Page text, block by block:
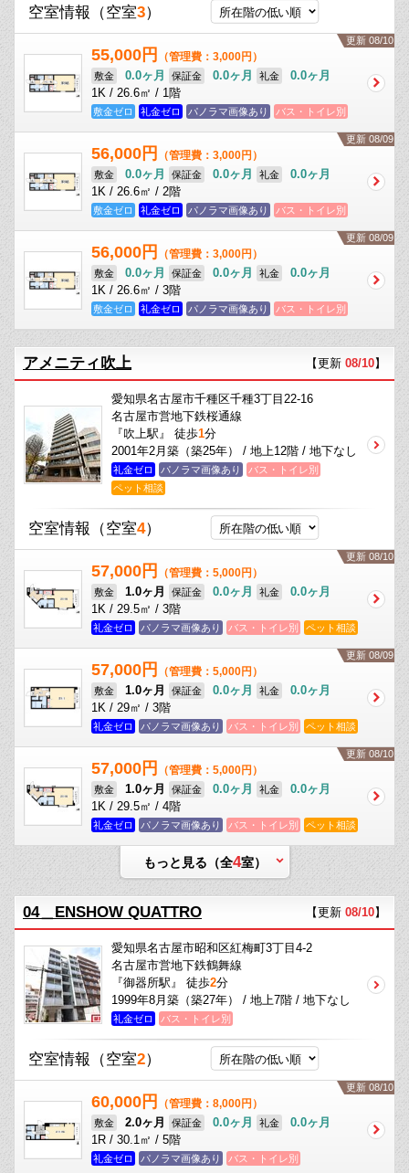
空室情報 （空室3）
更新 08/10
55,000円 （管理費：3,000円）
敷金 0.0ヶ月 保証金 0.0ヶ月 礼金
0.0ヶ月
1K / 26.6㎡ / 1階
敷金ゼロ 礼金ゼロ パノラマ画像あり バス・トイレ別
更新 08/09
56,000円 （管理費：3,000円）
敷金 0.0ヶ月 保証金 0.0ヶ月 礼金
0.0ヶ月
1K / 26.6㎡ / 2階
敷金ゼロ 礼金ゼロ パノラマ画像あり バス・トイレ別
更新 08/09
56,000円 （管理費：3,000円）
敷金 0.0ヶ月 保証金 0.0ヶ月 礼金
0.0ヶ月
1K / 26.6㎡ / 3階
敷金ゼロ 礼金ゼロ パノラマ画像あり バス・トイレ別
アメニティ吹上 【更新 08/10】
愛知県名古屋市千種区千種3丁目22-16
名古屋市営地下鉄桜通線
『吹上駅』 徒歩1分
2001年2月築（築25年） / 地上12階 / 地下なし
礼金ゼロ パノラマ画像あり
バス・トイレ別
ペット相談
空室情報 （空室4）
更新 08/10
57,000円 （管理費：5,000円）
敷金 1.0ヶ月 保証金 0.0ヶ月 礼金
0.0ヶ月
1K / 29.5㎡ / 3階
礼金ゼロ パノラマ画像あり バス・トイレ別 ペット相談
更新 08/09
57,000円 （管理費：5,000円）
敷金 1.0ヶ月 保証金 0.0ヶ月 礼金
0.0ヶ月
1K / 29㎡ / 3階
礼金ゼロ パノラマ画像あり バス・トイレ別 ペット相談
更新 08/10
57,000円 （管理費：5,000円）
敷金 1.0ヶ月 保証金 0.0ヶ月 礼金
0.0ヶ月
1K / 29.5㎡ / 4階
礼金ゼロ パノラマ画像あり バス・トイレ別 ペット相談
もっと見る（全4室）
04＿ENSHOW QUATTRO 【更新 08/10】
愛知県名古屋市昭和区紅梅町3丁目4-2
名古屋市営地下鉄鶴舞線
『御器所駅』 徒歩2分
1999年8月築（築27年） / 地上7階 / 地下なし
礼金ゼロ バス・トイレ別
空室情報 （空室2）
更新 08/10
60,000円 （管理費：8,000円）
敷金 2.0ヶ月 保証金 0.0ヶ月 礼金
0.0ヶ月
1R / 30.1㎡ / 5階
礼金ゼロ パノラマ画像あり バス・トイレ別